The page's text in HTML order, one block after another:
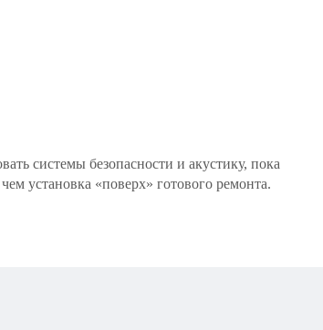
системы безопасности и акустику, пока
установка «поверх» готового ремонта.